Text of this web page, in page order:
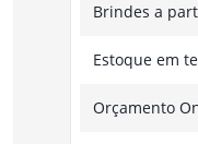
Brindes a
Estoque em
Orçamento